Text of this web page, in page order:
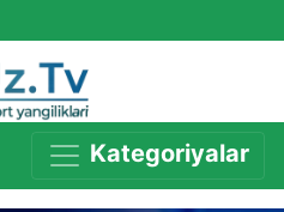
Kategoriyalar